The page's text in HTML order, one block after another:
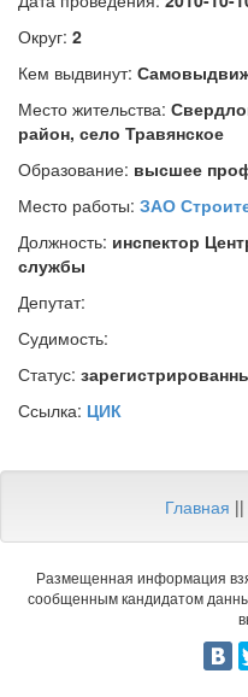
Округ: 2
Кем выдвинут:
Место жительства:
район, село Травянское
Образование: высшее
Место работы: ЗАО
Должность: инспектор
службы
Депутат:
Судимость:
Статус:
Ссылка: ЦИК
Главная ||
Размещенная информация
сообщенным кандидатом